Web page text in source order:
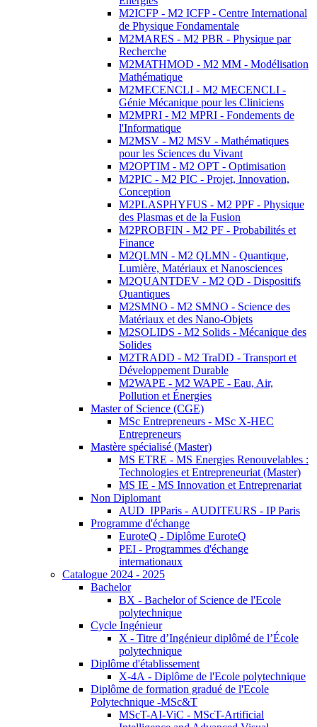
M2ICFP - M2 ICFP - Centre International
de Physique Fondamentale
M2MARES - M2 PBR - Physique par
Recherche
M2MATHMOD - M2 MM - Modélisation
Mathématique
M2MECENCLI - M2 MECENCLI -
Génie Mécanique pour les Cliniciens
M2MPRI - M2 MPRI - Fondements de
l'Informatique
M2MSV - M2 MSV - Mathématiques
pour les Sciences du Vivant
M2OPTIM - M2 OPT - Optimisation
M2PIC - M2 PIC - Projet, Innovation,
Conception
M2PLASPHYFUS - M2 PPF - Physique
des Plasmas et de la Fusion
M2PROBFIN - M2 PF - Probabilités et
Finance
M2QLMN - M2 QLMN - Quantique,
Lumière, Matériaux et Nanosciences
M2QUANTDEV - M2 QD - Dispositifs
Quantiques
M2SMNO - M2 SMNO - Science des
Matériaux et des Nano-Objets
M2SOLIDS - M2 Solids - Mécanique des
Solides
M2TRADD - M2 TraDD - Transport et
Développement Durable
M2WAPE - M2 WAPE - Eau, Air,
Pollution et Énergies
Master of Science (CGE)
MSc Entrepreneurs - MSc X-HEC
Entrepreneurs
Mastère spécialisé (Master)
MS ETRE - MS Energies Renouvelables :
Technologies et Entrepreneuriat (Master)
MS IE - MS Innovation et Entreprenariat
Non Diplomant
AUD_IPParis - AUDITEURS - IP Paris
Programme d'échange
EuroteQ - Diplôme EuroteQ
PEI - Programmes d'échange
internationaux
Catalogue 2024 - 2025
Bachelor
BX - Bachelor of Science de l'Ecole
polytechnique
Cycle Ingénieur
X - Titre d’Ingénieur diplômé de l’École
polytechnique
Diplôme d'établissement
X-4A - Diplôme de l'Ecole polytechnique
Diplôme de formation gradué de l'Ecole
Polytechnique -MSc&T
MScT-AI-ViC - MScT-Artificial